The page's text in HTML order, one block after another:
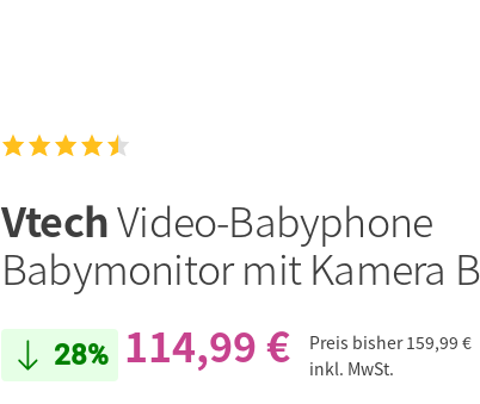
VtechVideo-Babyphone
Babymonitor mit Kamera
28% 114,99 € Preis bisher 159,99 €
inkl. MwSt.